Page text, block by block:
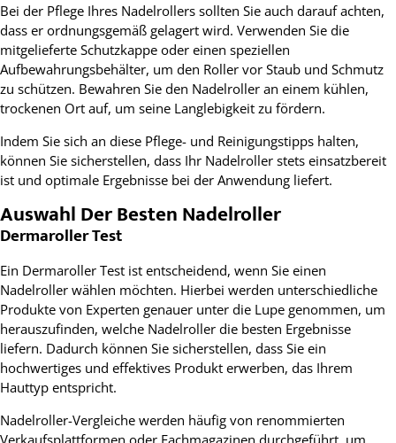
Bei der Pflege Ihres Nadelrollers sollten Sie auch darauf achten,
dass er ordnungsgemäß gelagert wird. Verwenden Sie die
mitgelieferte Schutzkappe oder einen speziellen
Aufbewahrungsbehälter, um den Roller vor Staub und Schmutz
zu schützen. Bewahren Sie den Nadelroller an einem kühlen,
trockenen Ort auf, um seine Langlebigkeit zu fördern.
Indem Sie sich an diese Pflege- und Reinigungstipps halten,
können Sie sicherstellen, dass Ihr Nadelroller stets einsatzbereit
ist und optimale Ergebnisse bei der Anwendung liefert.
Auswahl Der Besten Nadelroller
Dermaroller Test
Ein Dermaroller Test ist entscheidend, wenn Sie einen
Nadelroller wählen möchten. Hierbei werden unterschiedliche
Produkte von Experten genauer unter die Lupe genommen, um
herauszufinden, welche Nadelroller die besten Ergebnisse
liefern. Dadurch können Sie sicherstellen, dass Sie ein
hochwertiges und effektives Produkt erwerben, das Ihrem
Hauttyp entspricht.
Nadelroller-Vergleiche werden häufig von renommierten